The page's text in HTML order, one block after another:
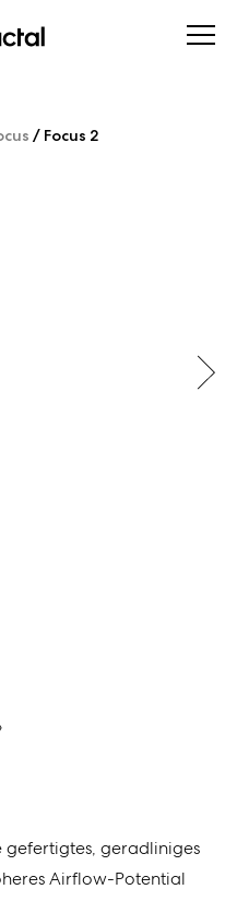
/ Focus 2
gefertigtes, geradliniges
Airflow-Potential